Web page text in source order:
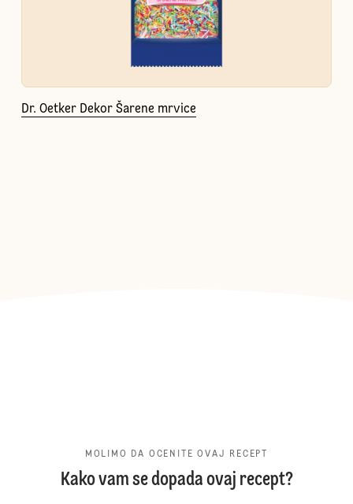
Dr. Oetker Dekor Šarene mrvice
MOLIMO DA OCENITE OVAJ RECEPT
Kako vam se dopada ovaj recept?